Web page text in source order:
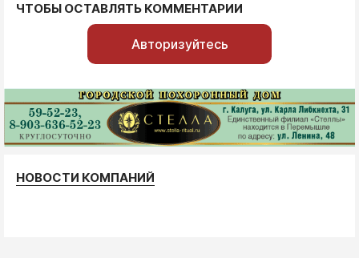
ЧТОБЫ ОСТАВЛЯТЬ КОММЕНТАРИИ
Авторизуйтесь
НОВОСТИ КОМПАНИЙ